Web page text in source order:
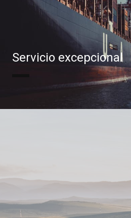
Servicio excepcional